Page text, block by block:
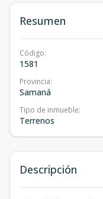
Resumen
Código:
1581
Provincia:
Samaná
Tipo de inmueble:
Terrenos
Descripción